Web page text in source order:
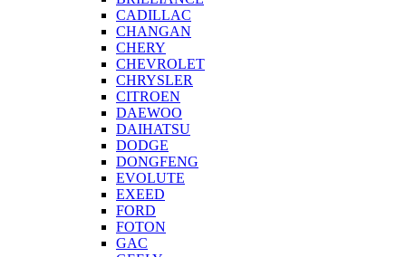
CADILLAC
CHANGAN
CHERY
CHEVROLET
CHRYSLER
CITROEN
DAEWOO
DAIHATSU
DODGE
DONGFENG
EVOLUTE
EXEED
FORD
FOTON
GAC